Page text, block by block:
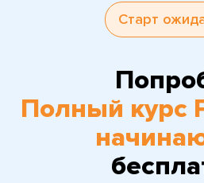
Старт
Полный курс